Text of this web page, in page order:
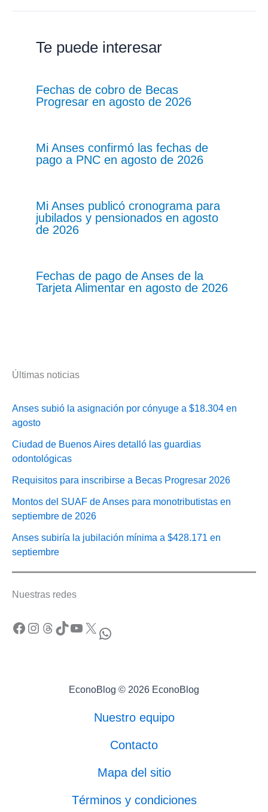
Te puede interesar
Fechas de cobro de Becas
Progresar en agosto de 2026
Mi Anses confirmó las fechas de
pago a PNC en agosto de 2026
Mi Anses publicó cronograma para
jubilados y pensionados en agosto
de 2026
Fechas de pago de Anses de la
Tarjeta Alimentar en agosto de 2026
Últimas noticias
Anses subió la asignación por cónyuge a $18.304 en
agosto
Ciudad de Buenos Aires detalló las guardias
odontológicas
Requisitos para inscribirse a Becas Progresar 2026
Montos del SUAF de Anses para monotributistas en
septiembre de 2026
Anses subiría la jubilación mínima a $428.171 en
septiembre
Nuestras redes
Facebook Instagram Threads TikTok YouTube X WhatsApp
EconoBlog © 2026 EconoBlog
Nuestro equipo
Contacto
Mapa del sitio
Términos y condiciones